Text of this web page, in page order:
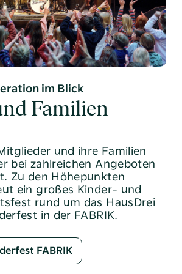
im Blick
­Familien
und ihre Familien
bei zahlreichen Angeboten
Zu den Höhepunkten
ein großes Kinder- und
rund um das HausDrei
in der FABRIK.
FABRIK